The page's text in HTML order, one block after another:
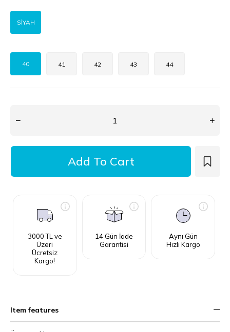
SİYAH
40 41 42 43 44
3000 TL ve
Üzeri
Ücretsiz
Kargo!
14 Gün İade
Garantisi
Aynı Gün
Hızlı Kargo
Item features